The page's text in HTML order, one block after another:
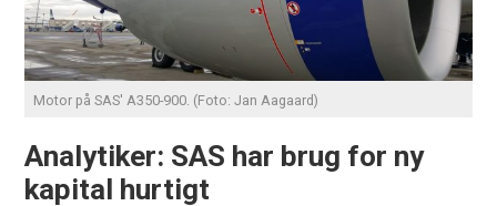
Motor på SAS' A350-900. (Foto: Jan Aagaard)
Analytiker: SAS har brug for ny
kapital hurtigt